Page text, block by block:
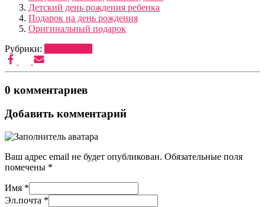
Детский день рождения ребенка
Подарок на день рождения
Оригинальный подарок
Рубрики:
0 комментариев
Добавить комментарий
Ваш адрес email не будет опубликован. Обязательные поля
помечены *
Имя *
Эл.почта *